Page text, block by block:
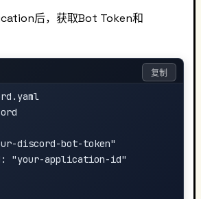
后，获取Bot Token和
discord-bot-token"
"your-application-id"
复制